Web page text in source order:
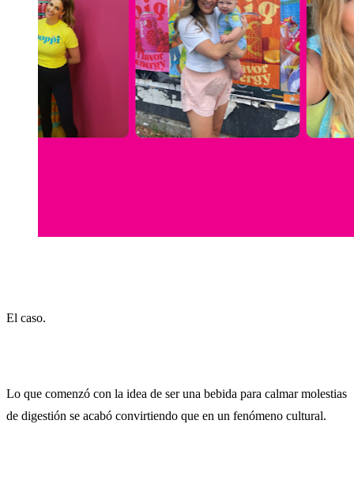
El caso.
Lo que comenzó con la idea de ser una bebida para calmar molestias
de digestión se acabó convirtiendo que en un fenómeno cultural.